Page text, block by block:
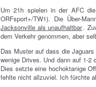
Um 21h spielen in der AFC
ORFsport+/TW1). Die Über-
Jacksonville als unaufhaltbar.
dem Verkehr genommen, aber
Das Muster auf dass die
wenige Drives. Und dann auf 1-
Dies setzte eine hochoktanige
fehlte nicht allzuviel. Ich fürchte